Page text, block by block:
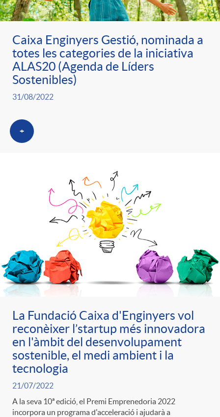
Caixa Enginyers Gestió, nominada a
totes les categories de la iniciativa
ALAS20 (Agenda de Líders
Sostenibles)
31/08/2022
+
La Fundació Caixa d'Enginyers vol
reconèixer l’startup més innovadora
en l'àmbit del desenvolupament
sostenible, el medi ambient i la
tecnologia
21/07/2022
A la seva 10ª edició, el Premi Emprenedoria 2022
incorpora un programa d'acceleració i ajudarà a